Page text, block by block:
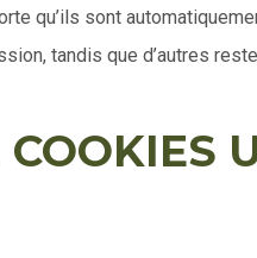
qu’ils sont
tandis que d’autres